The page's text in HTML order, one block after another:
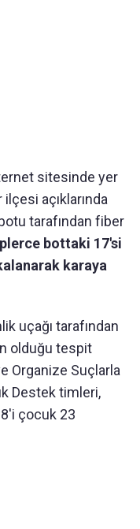
sitesinde yer
açıklarında
tarafından fiber
bottaki 17'si
karaya
uçağı tarafından
olduğu tespit
Organize Suçlarla
Destek timleri,
çocuk 23